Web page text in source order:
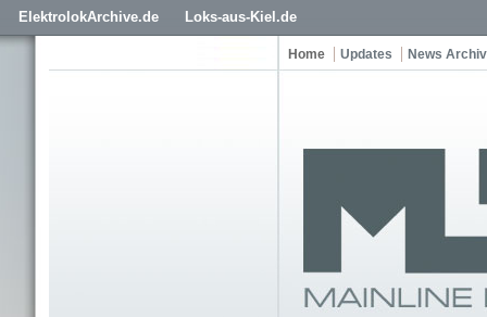
ElektrolokArchive.de Loks-aus-Kiel.de
Home Updates News Archiv